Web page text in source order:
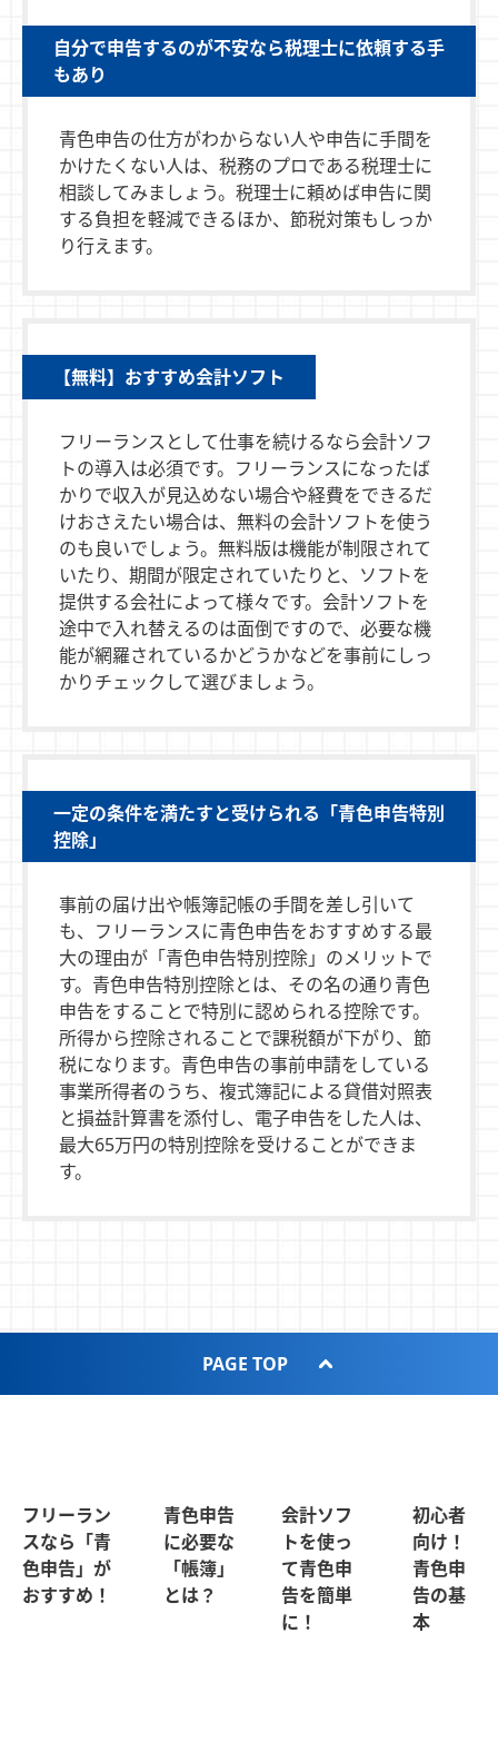
自分で申告するのが不安なら税理士に依頼する手
もあり
青色申告の仕方がわからない人や申告に手間を
かけたくない人は、税務のプロである税理士に
相談してみましょう。税理士に頼めば申告に関
する負担を軽減できるほか、節税対策もしっか
り行えます。
【無料】おすすめ会計ソフト
フリーランスとして仕事を続けるなら会計ソフ
トの導入は必須です。フリーランスになったば
かりで収入が見込めない場合や経費をできるだ
けおさえたい場合は、無料の会計ソフトを使う
のも良いでしょう。無料版は機能が制限されて
いたり、期間が限定されていたりと、ソフトを
提供する会社によって様々です。会計ソフトを
途中で入れ替えるのは面倒ですので、必要な機
能が網羅されているかどうかなどを事前にしっ
かりチェックして選びましょう。
一定の条件を満たすと受けられる「青色申告特別
控除」
事前の届け出や帳簿記帳の手間を差し引いて
も、フリーランスに青色申告をおすすめする最
大の理由が「青色申告特別控除」のメリットで
す。青色申告特別控除とは、その名の通り青色
申告をすることで特別に認められる控除です。
所得から控除されることで課税額が下がり、節
税になります。青色申告の事前申請をしている
事業所得者のうち、複式簿記による貸借対照表
と損益計算書を添付し、電子申告をした人は、
最大65万円の特別控除を受けることができま
す。
PAGE TOP
フリーラン
スなら「青
色申告」が
おすすめ！
青色申告
に必要な
「帳簿」
とは？
会計ソフ
トを使っ
て青色申
告を簡単
に！
初心者
向け！
青色申
告の基
本